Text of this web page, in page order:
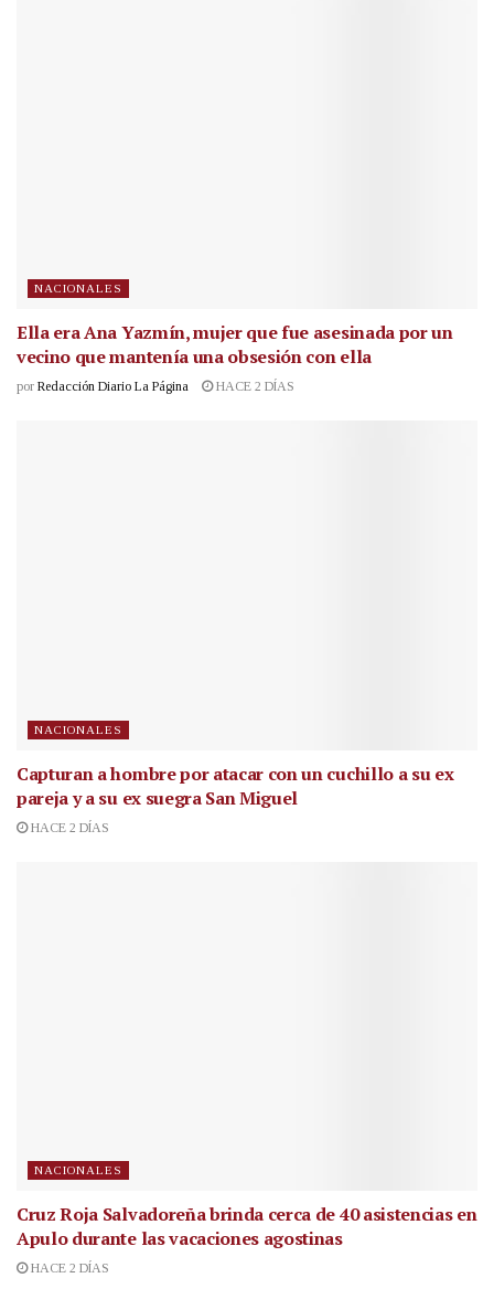
NACIONALES
Ella era Ana Yazmín, mujer que fue asesinada por un
vecino que mantenía una obsesión con ella
por Redacción Diario La Página HACE 2 DÍAS
NACIONALES
Capturan a hombre por atacar con un cuchillo a su ex
pareja y a su ex suegra San Miguel
HACE 2 DÍAS
NACIONALES
Cruz Roja Salvadoreña brinda cerca de 40 asistencias en
Apulo durante las vacaciones agostinas
HACE 2 DÍAS